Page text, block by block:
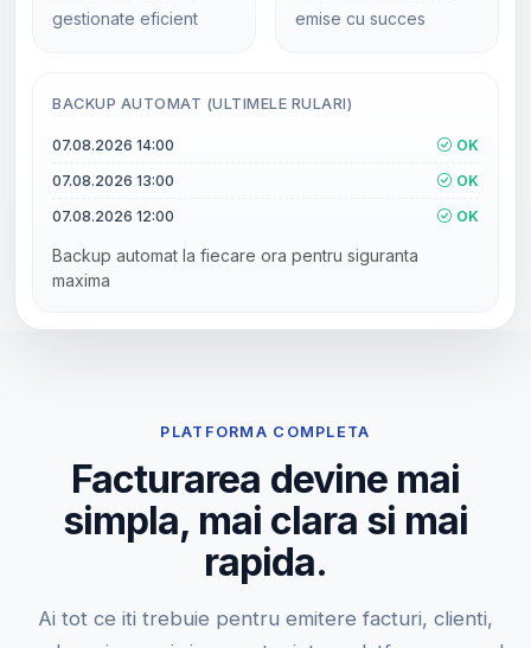
gestionate eficient
emise cu succes
BACKUP AUTOMAT (ULTIMELE RULARI)
07.08.2026 14:00
OK
07.08.2026 13:00
OK
07.08.2026 12:00
OK
Backup automat la fiecare ora pentru siguranta
maxima
PLATFORMA COMPLETA
Facturarea devine mai
simpla, mai clara si mai
rapida.
Ai tot ce iti trebuie pentru emitere facturi, clienti,